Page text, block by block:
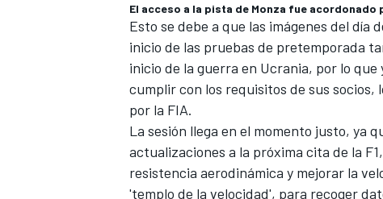
El acceso a la pista de Monza fue acordonado
Esto se debe a que las imágenes del
inicio de las pruebas de pretemporada
inicio de la guerra en Ucrania, por lo
cumplir con los requisitos de sus socios,
por la FIA.
La sesión llega en el momento justo, ya
actualizaciones a la próxima cita de la
resistencia aerodinámica y mejorar la
'templo de la velocidad', para recoger